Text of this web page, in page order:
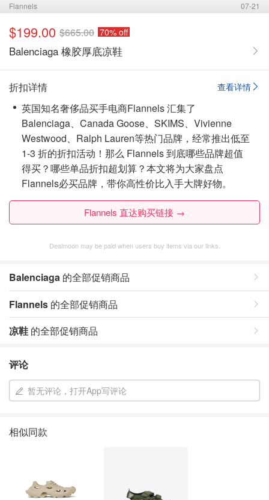
Flannels 07-21
$199.00 $665.00 70% off
Balenciaga 橡胶厚底凉鞋
查看详情
折扣详情
英国知名奢侈品买手电商Flannels 汇集了
Balenciaga、Canada Goose、SKIMS、Vivienne
Westwood、Ralph Lauren等热门品牌，经常推出低至
1-3 折的折扣活动！那么 Flannels 到底哪些品牌超值
得买？哪些单品折扣超划算？本文将为大家盘点
Flannels必买品牌，带你高性价比入手大牌好物。
Flannels 直达购买链接 →
Dealmoon may be paid when users buy items via our links.
Balenciaga 的全部促销商品
Flannels 的全部促销商品
凉鞋 的全部促销商品
评论
暂无评论，打开App写评论
相似同款